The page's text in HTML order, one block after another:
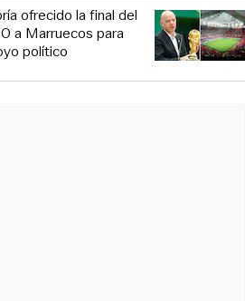
ofrecido la final del
a Marruecos para
político